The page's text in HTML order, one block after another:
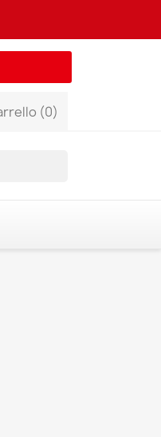
(0)